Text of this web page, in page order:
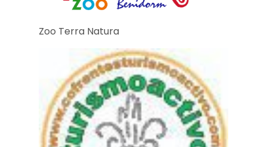
Zoo Terra Natura